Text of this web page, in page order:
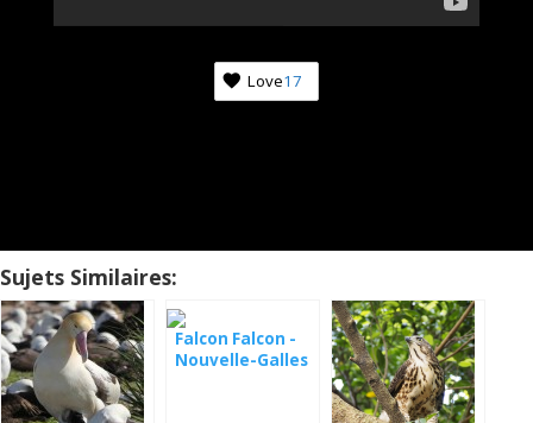
Love17
Sujets Similaires:
Falcon Falcon -
Nouvelle-Galles